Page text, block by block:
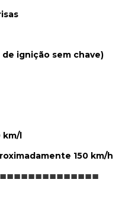
de ignição sem chave)
km/l
150 km/h